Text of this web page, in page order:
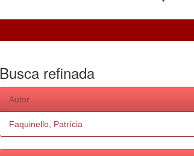
Busca refinada
Autor
Faquinello, Patrícia